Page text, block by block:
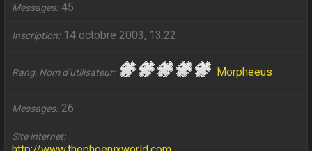
Messages 45
Inscription 14 octobre 2003, 13:22
Rang, Nom d’utilisateur Morpheeus
Messages 26
Site internet